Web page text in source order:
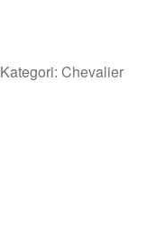
Kategori: Chevalier